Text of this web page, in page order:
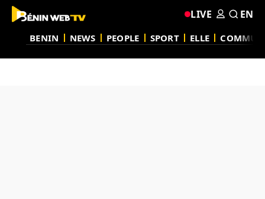
BENIN NEWS PEOPLE SPORT ELLE
LIVE EN